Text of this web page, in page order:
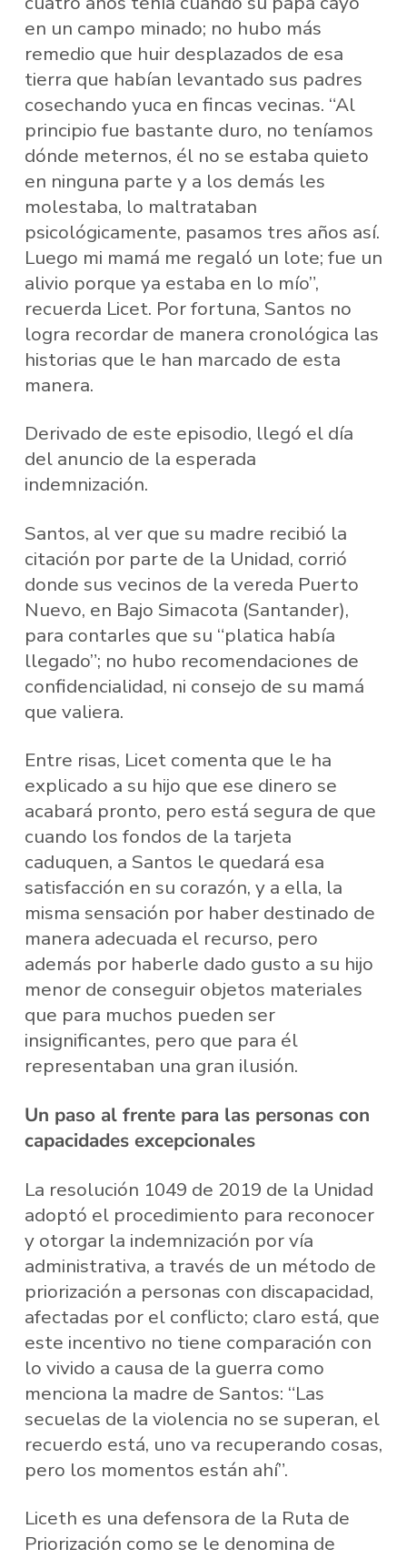
en un campo minado; no hubo más
remedio que huir desplazados de esa
tierra que habían levantado sus padres
cosechando yuca en fincas vecinas. “Al
principio fue bastante duro, no teníamos
dónde meternos, él no se estaba quieto
en ninguna parte y a los demás les
molestaba, lo maltrataban
psicológicamente, pasamos tres años así.
Luego mi mamá me regaló un lote; fue un
alivio porque ya estaba en lo mío”,
recuerda Licet. Por fortuna, Santos no
logra recordar de manera cronológica las
historias que le han marcado de esta
manera.
Derivado de este episodio, llegó el día
del anuncio de la esperada
indemnización.
Santos, al ver que su madre recibió la
citación por parte de la Unidad, corrió
donde sus vecinos de la vereda Puerto
Nuevo, en Bajo Simacota (Santander),
para contarles que su “platica había
llegado”; no hubo recomendaciones de
confidencialidad, ni consejo de su mamá
que valiera.
Entre risas, Licet comenta que le ha
explicado a su hijo que ese dinero se
acabará pronto, pero está segura de que
cuando los fondos de la tarjeta
caduquen, a Santos le quedará esa
satisfacción en su corazón, y a ella, la
misma sensación por haber destinado de
manera adecuada el recurso, pero
además por haberle dado gusto a su hijo
menor de conseguir objetos materiales
que para muchos pueden ser
insignificantes, pero que para él
representaban una gran ilusión.
Un paso al frente para las personas con
capacidades excepcionales
La resolución 1049 de 2019 de la Unidad
adoptó el procedimiento para reconocer
y otorgar la indemnización por vía
administrativa, a través de un método de
priorización a personas con discapacidad,
afectadas por el conflicto; claro está, que
este incentivo no tiene comparación con
lo vivido a causa de la guerra como
menciona la madre de Santos: “Las
secuelas de la violencia no se superan, el
recuerdo está, uno va recuperando cosas,
pero los momentos están ahí”.
Liceth es una defensora de la Ruta de
Priorización como se le denomina de